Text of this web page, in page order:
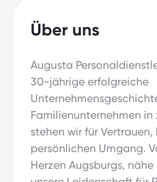
Über uns
Augusta
30-jährige erfolgreiche
Familienunternehmen
stehen wir für
persönlichen Umgang.
Herzen Augsburgs,